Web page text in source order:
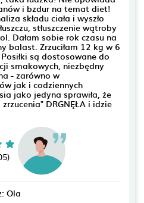
i bzdur na temat diet!
składu ciała i wyszło
stłuszczenie wątroby
Dałam sobie rok czasu na
balast. Zrzuciłam 12 kg w 6
są dostosowane do
smakowych, niezbędny
- zarówno w
jak i codziennych
jako jedyna sprawiła, że
DRGNĘŁA i idzie
Ola